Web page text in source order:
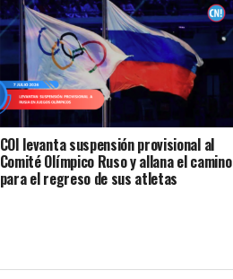
COI levanta suspensión provisional al
Comité Olímpico Ruso y allana el camino
para el regreso de sus atletas